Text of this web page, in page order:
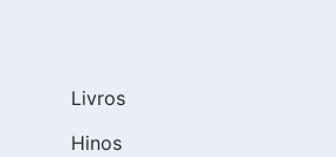
Livros
Hinos